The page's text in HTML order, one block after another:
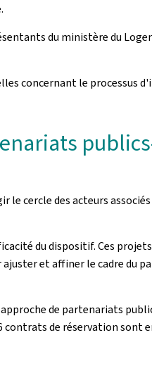
du ministère du
concernant le processus
cercle des acteurs
du dispositif. Ces
et affiner le cadre du
de partenariats
de réservation sont